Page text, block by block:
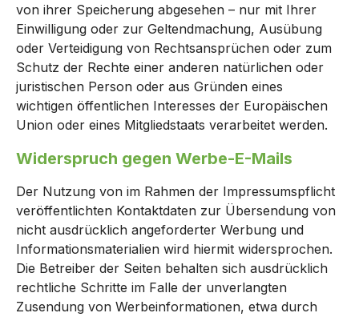
von ihrer Speicherung abgesehen – nur mit Ihrer
Einwilligung oder zur Geltendmachung, Ausübung
oder Verteidigung von Rechtsansprüchen oder zum
Schutz der Rechte einer anderen natürlichen oder
juristischen Person oder aus Gründen eines
wichtigen öffentlichen Interesses der Europäischen
Union oder eines Mitgliedstaats verarbeitet werden.
Widerspruch gegen Werbe-E-Mails
Der Nutzung von im Rahmen der Impressumspflicht
veröffentlichten Kontaktdaten zur Übersendung von
nicht ausdrücklich angeforderter Werbung und
Informationsmaterialien wird hiermit widersprochen.
Die Betreiber der Seiten behalten sich ausdrücklich
rechtliche Schritte im Falle der unverlangten
Zusendung von Werbeinformationen, etwa durch